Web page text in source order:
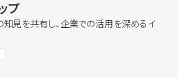
プ
見を共有し、企業での活用を深めるイ